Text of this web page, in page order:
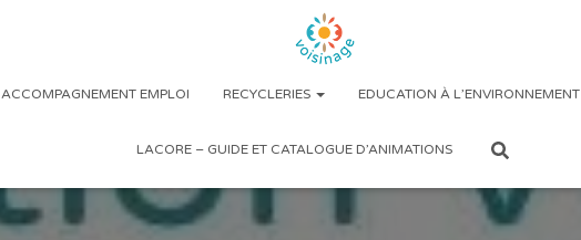
ACCOMPAGNEMENT EMPLOI RECYCLERIES EDUCATION À L’ENVIRONNEMENT
LACORE – GUIDE ET CATALOGUE D’ANIMATIONS